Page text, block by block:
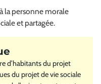
la personne morale
et partagée.
d’habitants du projet
du projet de vie sociale